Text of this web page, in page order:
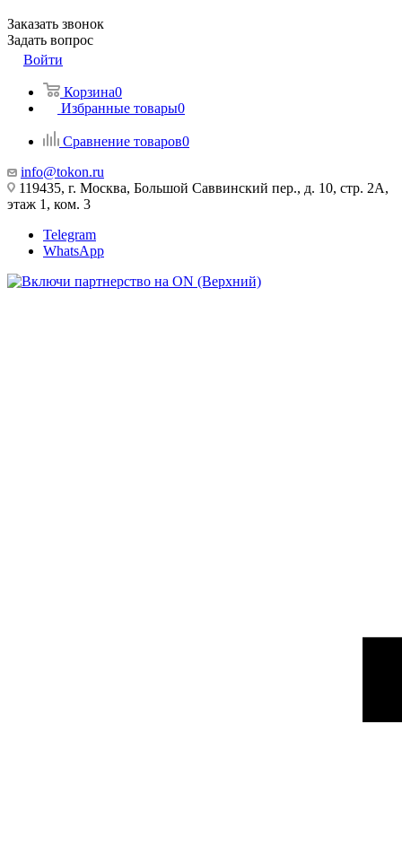
Заказать звонок
Задать вопрос
Войти
Корзина0
Избранные товары0
Сравнение товаров0
info@tokon.ru
119435, г. Москва, Большой Саввинский пер., д. 10, стр. 2А,
этаж 1, ком. 3
Telegram
WhatsApp